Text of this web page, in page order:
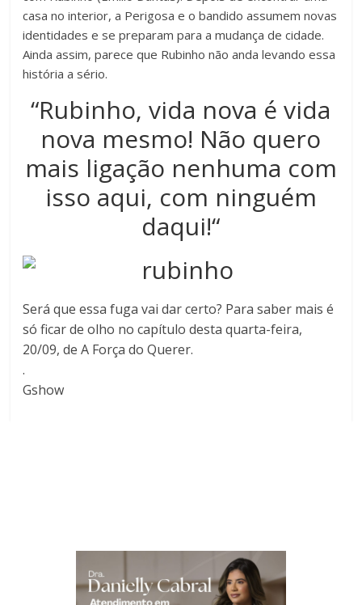
casa no interior, a Perigosa e o bandido assumem novas
identidades e se preparam para a mudança de cidade.
Ainda assim, parece que Rubinho não anda levando essa
história a sério.
“Rubinho, vida nova é vida
nova mesmo! Não quero
mais ligação nenhuma com
isso aqui, com ninguém
daqui!“
Será que essa fuga vai dar certo? Para saber mais é
só ficar de olho no capítulo desta quarta-feira,
20/09, de A Força do Querer.
.
Gshow